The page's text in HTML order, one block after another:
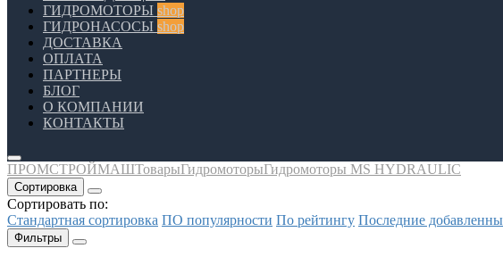
ГИДРОМОТОРЫ shop
ГИДРОНАСОСЫ shop
ДОСТАВКА
ОПЛАТА
ПАРТНЕРЫ
БЛОГ
О КОМПАНИИ
КОНТАКТЫ
ПРОМСТРОЙМАШТоварыГидромоторыГидромоторы MS HYDRAULIC
Сортировка
Сортировать по:
Стандартная сортировка ПО популярности По рейтингу Последние
Фильтры